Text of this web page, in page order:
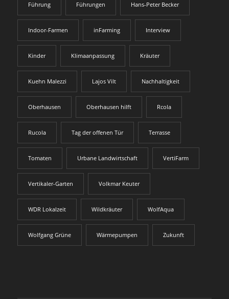
Führung Führungen Hans-Peter Becker
Indoor-Farmen inFarming Interview
Kinder Klimaanpassung Kräuter
Kuehn Malezzi Lajos Vilt Nachhaltigkeit
Oberhausen Oberhausen hilft Rcola
Rucola Tag der offenen Tür Terrasse
Tomaten Urbane Landwirtschaft VertiFarm
Vertikaler-Garten Volkmar Keuter
WDR Lokalzeit Wildkräuter WolfAqua
Wolfgang Grüne Wärmepumpen Zukunft